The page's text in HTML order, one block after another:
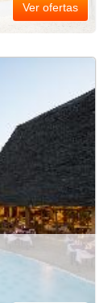
Ver ofertas